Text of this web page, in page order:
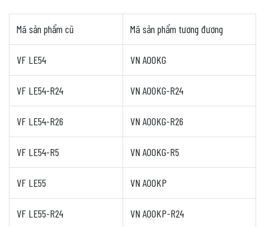
Mã sản phẩm cũ Mã sản phẩm tương đương
VF LE54 VN A00KG
VF LE54-R24 VN A00KG-R24
VF LE54-R26 VN A00KG-R26
VF LE54-R5 VN A00KG-R5
VF LE55 VN A00KP
VF LE55-R24 VN A00KP-R24